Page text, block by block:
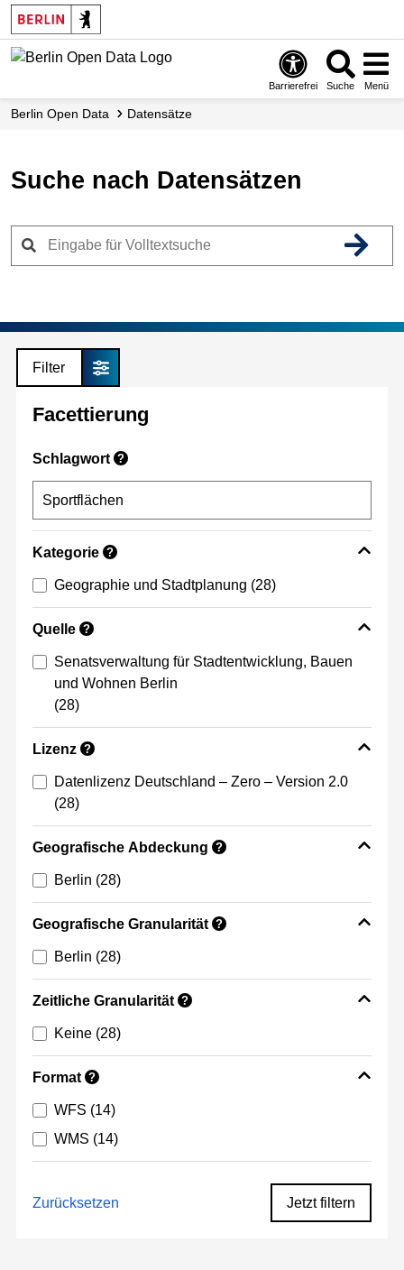
Skip
to
main
Barrierefrei Suche Menü
Berlin Open Data Datensätze
Suche nach Datensätzen
Filter
Facettierung
Schlagwort ?
Kategorie ?
Geographie und Stadtplanung (28)
Quelle ?
Senatsverwaltung für Stadtentwicklung, Bauen
und Wohnen Berlin
(28)
Lizenz ?
Datenlizenz Deutschland – Zero – Version 2.0
(28)
Geografische Abdeckung ?
Berlin (28)
Geografische Granularität ?
Berlin (28)
Zeitliche Granularität ?
Keine (28)
Format ?
WFS (14)
WMS (14)
Zurücksetzen Jetzt filtern